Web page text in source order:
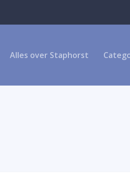
Alles over Staphorst